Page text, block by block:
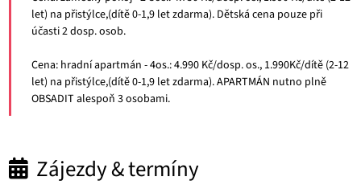
let) na přistýlce,(dítě 0-1,9 let zdarma). Dětská cena pouze při
účasti 2 dosp. osob.
Cena: hradní apartmán - 4os.: 4.990 Kč/dosp. os., 1.990Kč/dítě (2-12
let) na přistýlce,(dítě 0-1,9 let zdarma). APARTMÁN nutno plně
OBSADIT alespoň 3 osobami.
Zájezdy & termíny